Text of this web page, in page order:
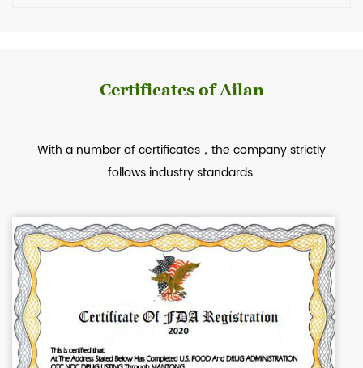
Certificates of Ailan
With a number of certificates，the company strictly
follows industry standards.